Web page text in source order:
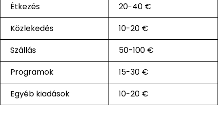
Étkezés
20-40 €
Közlekedés
10-20 €
Szállás
50-100 €
Programok
15-30 €
Egyéb kiadások
10-20 €